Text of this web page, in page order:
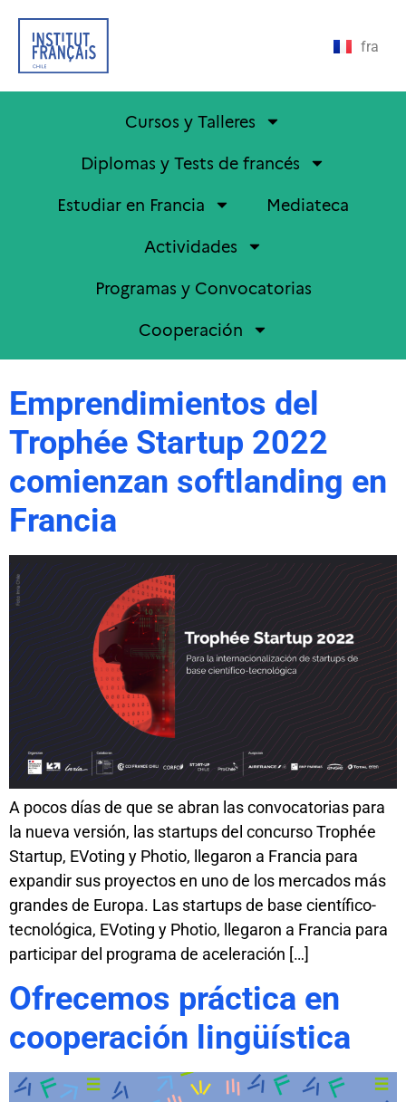
fra
Cursos y Talleres
Diplomas y Tests de francés
Estudiar en Francia
Mediateca
Actividades
Programas y Convocatorias
Cooperación
Emprendimientos del
Trophée Startup 2022
comienzan softlanding en
Francia
A pocos días de que se abran las convocatorias para
la nueva versión, las startups del concurso Trophée
Startup, EVoting y Photio, llegaron a Francia para
expandir sus proyectos en uno de los mercados más
grandes de Europa. Las startups de base científico-
tecnológica, EVoting y Photio, llegaron a Francia para
participar del programa de aceleración […]
Ofrecemos práctica en
cooperación lingüística